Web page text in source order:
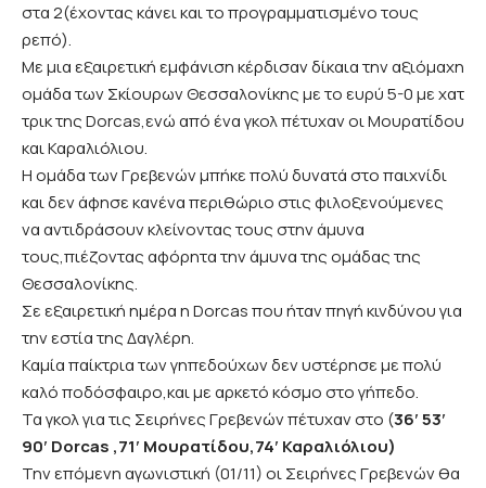
στα 2(έχοντας κάνει και το προγραμματισμένο τους
ρεπό).
Με μια εξαιρετική εμφάνιση κέρδισαν δίκαια την αξιόμαχη
ομάδα των Σκίουρων Θεσσαλονίκης με το ευρύ 5-0 με χατ
τρικ της Dorcas,ενώ από ένα γκολ πέτυχαν οι Μουρατίδου
και Καραλιόλιου.
Η ομάδα των Γρεβενών μπήκε πολύ δυνατά στο παιχνίδι
και δεν άφησε κανένα περιθώριο στις φιλοξενούμενες
να αντιδράσουν κλείνοντας τους στην άμυνα
τους,πιέζοντας αφόρητα την άμυνα της ομάδας της
Θεσσαλονίκης.
Σε εξαιρετική ημέρα η Dorcas που ήταν πηγή κινδύνου για
την εστία της Δαγλέρη.
Καμία παίκτρια των γηπεδούχων δεν υστέρησε με πολύ
καλό ποδόσφαιρο,και με αρκετό κόσμο στο γήπεδο.
Τα γκολ για τις Σειρήνες Γρεβενών πέτυχαν στο (36′ 53′
90′ Dorcas ,71′ Μουρατίδου,74′ Καραλιόλιου)
Την επόμενη αγωνιστική (01/11) οι Σειρήνες Γρεβενών θα